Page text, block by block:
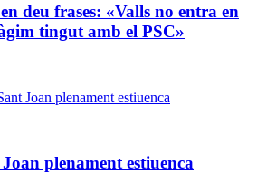
deu frases: «Valls no entra en
tingut amb el PSC»
plenament estiuenca